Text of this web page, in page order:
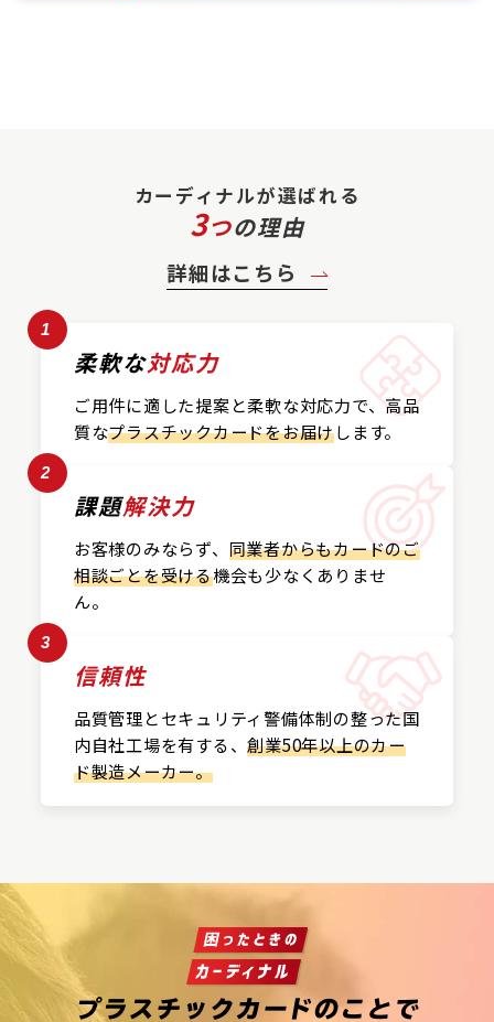
カーディナルが選ばれる
3つの理由
詳細はこちら
1
柔軟な対応力
ご用件に適した提案と柔軟な対応力で、高品
質なプラスチックカードをお届けします。
2
課題解決力
お客様のみならず、 同業者からもカードのご
相談ごとを受ける機会も少なくありませ
ん。
3
信頼性
品質管理とセキュリティ警備体制の整った国
内自社工場を有する、創業50年以上のカー
ド製造メーカー。